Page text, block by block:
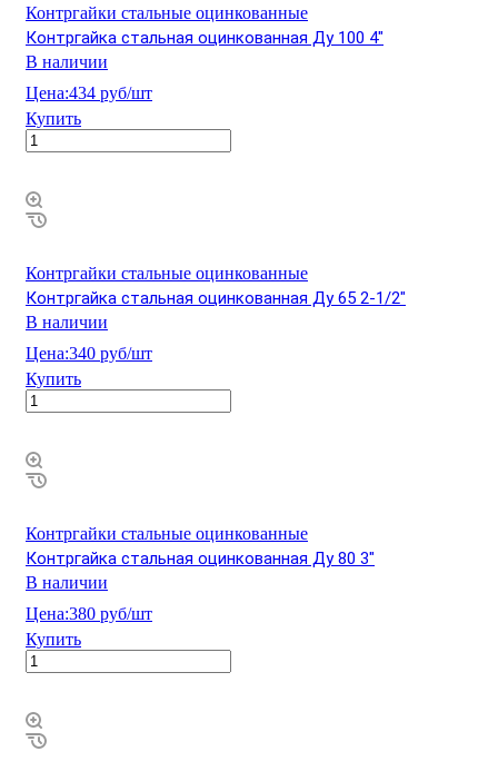
Контргайки стальные оцинкованные
Контргайка стальная оцинкованная Ду 100 4"
В наличии
Цена:434 руб/шт
Купить
Контргайки стальные оцинкованные
Контргайка стальная оцинкованная Ду 65 2-1/2"
В наличии
Цена:340 руб/шт
Купить
Контргайки стальные оцинкованные
Контргайка стальная оцинкованная Ду 80 3"
В наличии
Цена:380 руб/шт
Купить